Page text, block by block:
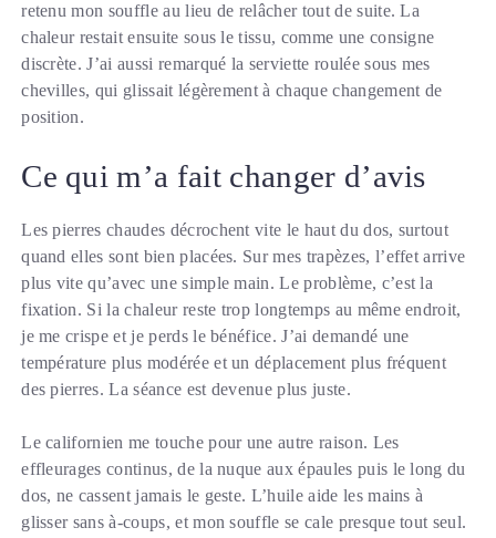
retenu mon souffle au lieu de relâcher tout de suite. La
chaleur restait ensuite sous le tissu, comme une consigne
discrète. J’ai aussi remarqué la serviette roulée sous mes
chevilles, qui glissait légèrement à chaque changement de
position.
Ce qui m’a fait changer d’avis
Les pierres chaudes décrochent vite le haut du dos, surtout
quand elles sont bien placées. Sur mes trapèzes, l’effet arrive
plus vite qu’avec une simple main. Le problème, c’est la
fixation. Si la chaleur reste trop longtemps au même endroit,
je me crispe et je perds le bénéfice. J’ai demandé une
température plus modérée et un déplacement plus fréquent
des pierres. La séance est devenue plus juste.
Le californien me touche pour une autre raison. Les
effleurages continus, de la nuque aux épaules puis le long du
dos, ne cassent jamais le geste. L’huile aide les mains à
glisser sans à-coups, et mon souffle se cale presque tout seul.